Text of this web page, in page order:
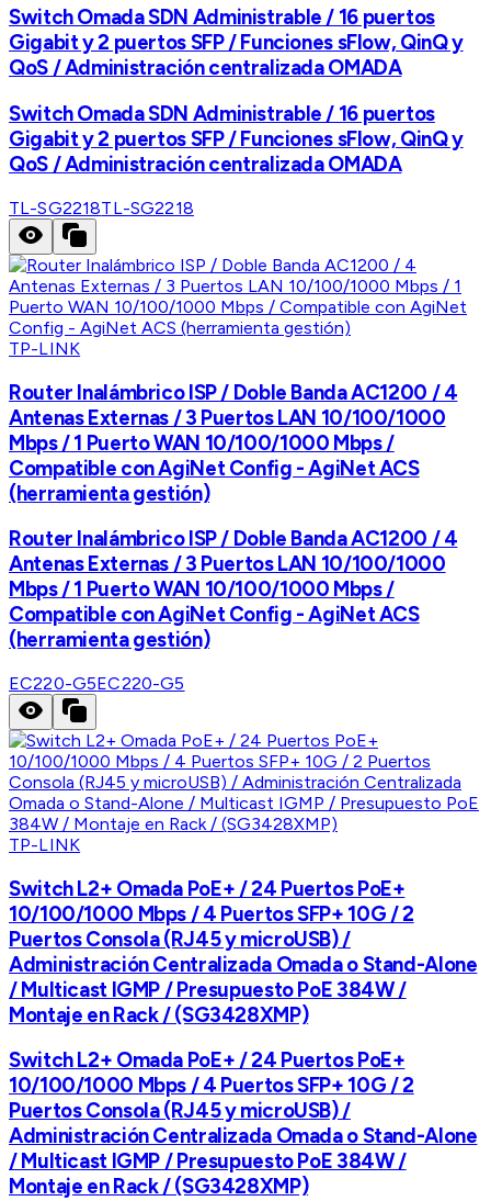
Switch Omada SDN Administrable / 16 puertos
Gigabit y 2 puertos SFP / Funciones sFlow, QinQ y
QoS / Administración centralizada OMADA
Switch Omada SDN Administrable / 16 puertos
Gigabit y 2 puertos SFP / Funciones sFlow, QinQ y
QoS / Administración centralizada OMADA
TL-SG2218TL-SG2218
TP-LINK
Router Inalámbrico ISP / Doble Banda AC1200 / 4
Antenas Externas / 3 Puertos LAN 10/100/1000
Mbps / 1 Puerto WAN 10/100/1000 Mbps /
Compatible con AgiNet Config - AgiNet ACS
(herramienta gestión)
Router Inalámbrico ISP / Doble Banda AC1200 / 4
Antenas Externas / 3 Puertos LAN 10/100/1000
Mbps / 1 Puerto WAN 10/100/1000 Mbps /
Compatible con AgiNet Config - AgiNet ACS
(herramienta gestión)
EC220-G5EC220-G5
TP-LINK
Switch L2+ Omada PoE+ / 24 Puertos PoE+
10/100/1000 Mbps / 4 Puertos SFP+ 10G / 2
Puertos Consola (RJ45 y microUSB) /
Administración Centralizada Omada o Stand-Alone
/ Multicast IGMP / Presupuesto PoE 384W /
Montaje en Rack / (SG3428XMP)
Switch L2+ Omada PoE+ / 24 Puertos PoE+
10/100/1000 Mbps / 4 Puertos SFP+ 10G / 2
Puertos Consola (RJ45 y microUSB) /
Administración Centralizada Omada o Stand-Alone
/ Multicast IGMP / Presupuesto PoE 384W /
Montaje en Rack / (SG3428XMP)